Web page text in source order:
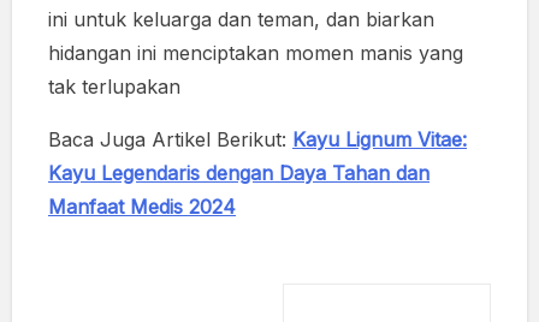
ini untuk keluarga dan teman, dan biarkan
hidangan ini menciptakan momen manis yang
tak terlupakan
Baca Juga Artikel Berikut: Kayu Lignum Vitae:
Kayu Legendaris dengan Daya Tahan dan
Manfaat Medis 2024